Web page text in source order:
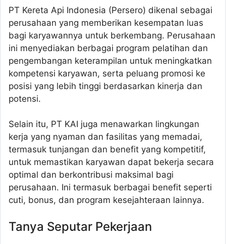
PT Kereta Api Indonesia (Persero) dikenal sebagai
perusahaan yang memberikan kesempatan luas
bagi karyawannya untuk berkembang. Perusahaan
ini menyediakan berbagai program pelatihan dan
pengembangan keterampilan untuk meningkatkan
kompetensi karyawan, serta peluang promosi ke
posisi yang lebih tinggi berdasarkan kinerja dan
potensi.
Selain itu, PT KAI juga menawarkan lingkungan
kerja yang nyaman dan fasilitas yang memadai,
termasuk tunjangan dan benefit yang kompetitif,
untuk memastikan karyawan dapat bekerja secara
optimal dan berkontribusi maksimal bagi
perusahaan. Ini termasuk berbagai benefit seperti
cuti, bonus, dan program kesejahteraan lainnya.
Tanya Seputar Pekerjaan